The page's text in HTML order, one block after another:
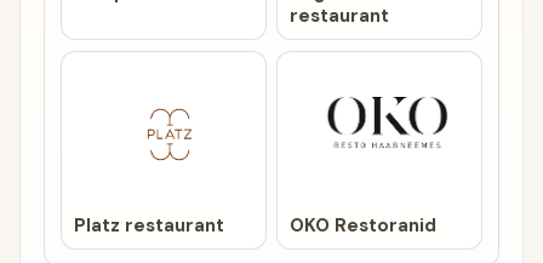
restaurant
Platz restaurant OKO Restoranid